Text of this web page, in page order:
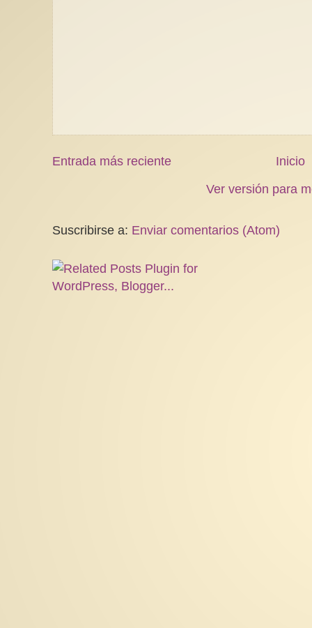
Entrada más reciente
Inicio
Ver versión para
Suscribirse a: Enviar comentarios (Atom)